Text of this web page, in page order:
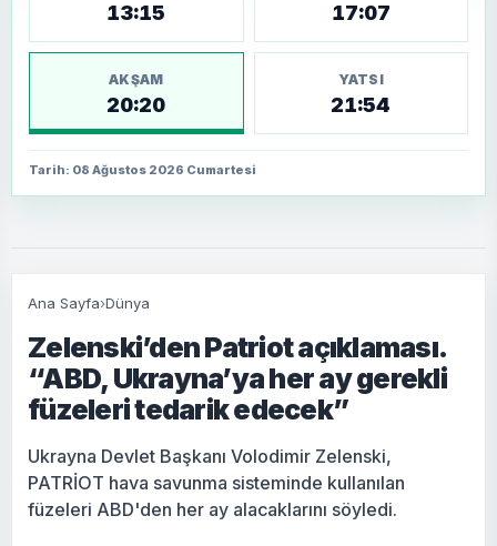
13:15 17:07
AKŞAM
20:20
YATSI
21:54
Tarih: 08 Ağustos 2026 Cumartesi
Ana Sayfa›Dünya
Zelenski’den Patriot açıklaması.
“ABD, Ukrayna’ya her ay gerekli
füzeleri tedarik edecek”
Ukrayna Devlet Başkanı Volodimir Zelenski,
PATRİOT hava savunma sisteminde kullanılan
füzeleri ABD'den her ay alacaklarını söyledi.